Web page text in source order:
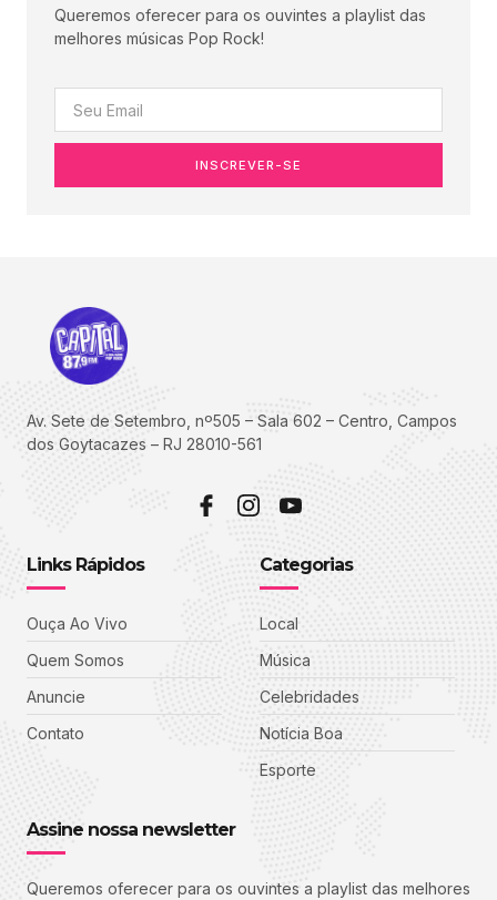
Queremos oferecer para os ouvintes a playlist das
melhores músicas Pop Rock!
INSCREVER-SE
Av. Sete de Setembro, nº505 – Sala 602 – Centro, Campos
dos Goytacazes – RJ 28010-561
Links Rápidos
Ouça Ao Vivo
Quem Somos
Anuncie
Contato
Categorias
Local
Música
Celebridades
Notícia Boa
Esporte
Assine nossa newsletter
Queremos oferecer para os ouvintes a playlist das melhores